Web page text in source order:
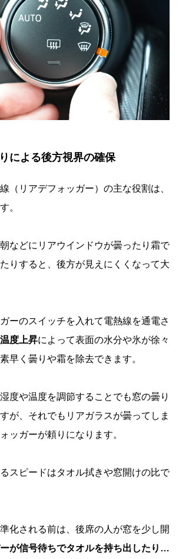
による後方視界の確保
（リアデフォッガー）の主な役割は、
。
などにリアウインドウが曇ったり霜で
りすると、後方が見えにくくなって大
ーのスイッチを入れて電熱線を通電さ
度上昇によって表面の水分や氷が徐々
早く曇りや霜を除去できます。
度や温度を調節することでも窓の曇り
が、それでもリアガラスが曇ってしま
ッガーが頼りになります。
スピードはタオル拭きや窓開けの比で
化される前は、後席の人が窓を少し開
ーが信号待ちでタオルを持ち出したり…